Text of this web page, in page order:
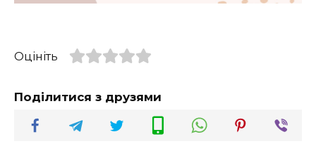
Оцініть
Поділитися з друзями